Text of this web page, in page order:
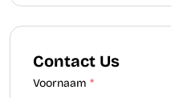
Contact Us
Voornaam *